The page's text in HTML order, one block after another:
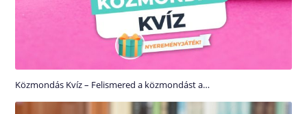
Közmondás Kvíz – Felismered a közmondást a…